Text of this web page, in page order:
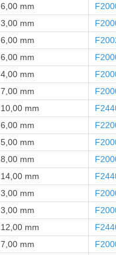
6,00 mm
3,00 mm
6,00 mm
6,00 mm
4,00 mm
7,00 mm
10,00 mm
6,00 mm
5,00 mm
8,00 mm
14,00 mm
3,00 mm
3,00 mm
12,00 mm
7,00 mm